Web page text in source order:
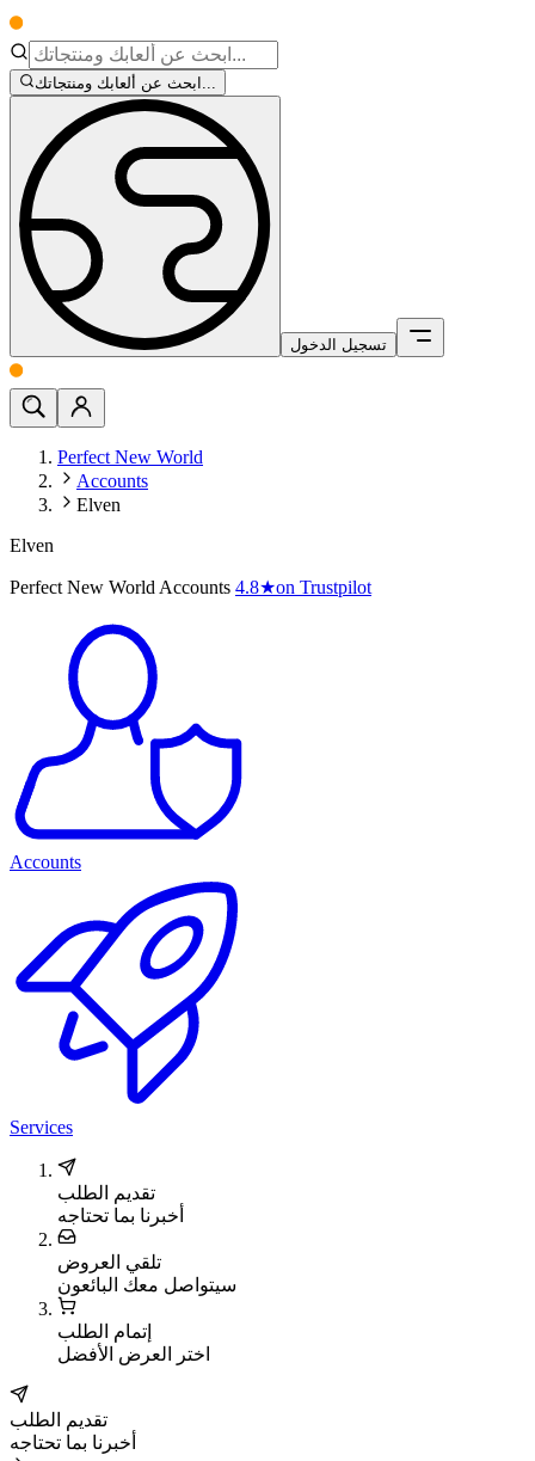
ابحث عن ألعابك ومنتجاتك...
تسجيل الدخول
Perfect New World
Accounts
Elven
Elven
Perfect New World Accounts 4.8★on Trustpilot
Accounts
Services
تقديم الطلب
أخبرنا بما تحتاجه
تلقي العروض
سيتواصل معك البائعون
إتمام الطلب
اختر العرض الأفضل
تقديم الطلب
أخبرنا بما تحتاجه